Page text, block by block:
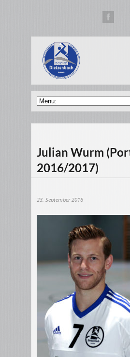
Julian Wurm
2016/2017)
23. September 2016